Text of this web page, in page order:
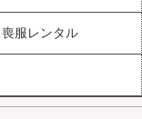
喪服レンタル